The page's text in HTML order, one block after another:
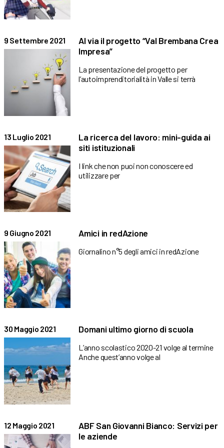
9 Settembre 2021
Al via il progetto “Val Brembana Crea
Impresa”
La presentazione del progetto per
l’autoimprenditorialità in Valle si terrà
13 Luglio 2021
La ricerca del lavoro: mini-guida ai
siti istituzionali
I link che non puoi non conoscere ed
utilizzare per
9 Giugno 2021 Amici in redAzione
Giornalino n°5 degli amici in redAzione
30 Maggio 2021 Domani ultimo giorno di scuola
L’anno scolastico 2020-21 volge al termine
Anche quest’anno volge al
12 Maggio 2021
ABF San Giovanni Bianco: Servizi per
le aziende